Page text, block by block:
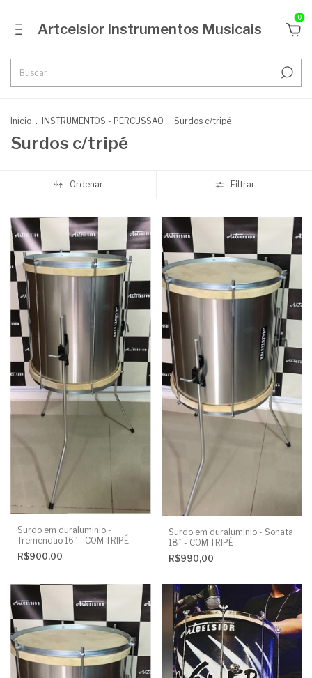
Artcelsior Instrumentos Musicais
0
Início . INSTRUMENTOS - PERCUSSÃO . Surdos c/tripé
Surdos c/tripé
Ordenar Filtrar
Surdo em duraluminio -
Tremendao 16” - COM TRIPÉ
R$900,00
Surdo em duraluminio - Sonata
18” - COM TRIPÉ
R$990,00